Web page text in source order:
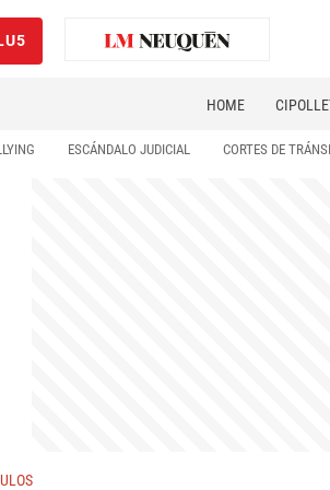
HOME
ESCÁNDALO JUDICIAL CORTES DE